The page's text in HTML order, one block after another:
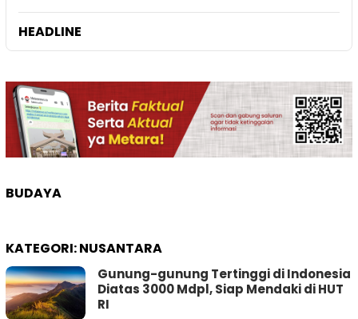
HEADLINE
BUDAYA
KATEGORI:NUSANTARA
Gunung-gunung Tertinggi di Indonesia
Diatas 3000 Mdpl, Siap Mendaki di HUT
RI